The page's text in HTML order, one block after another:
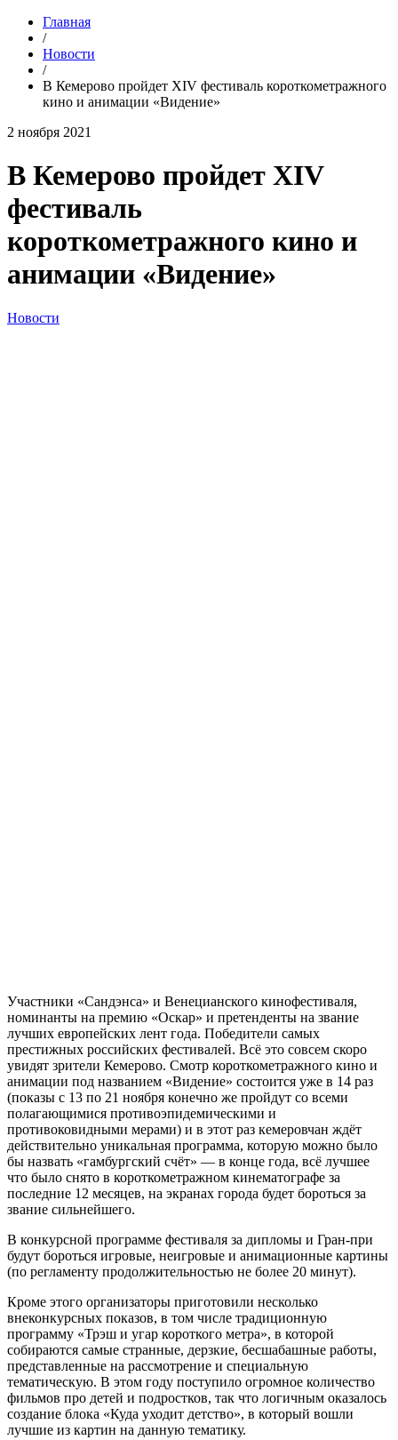
Главная
/
Новости
/
В Кемерово пройдет XIV фестиваль короткометражного
кино и анимации «Видение»
2 ноября 2021
В Кемерово пройдет XIV
фестиваль
короткометражного кино и
анимации «Видение»
Новости
Участники «Сандэнса» и Венецианского кинофестиваля,
номинанты на премию «Оскар» и претенденты на звание
лучших европейских лент года. Победители самых
престижных российских фестивалей. Всё это совсем скоро
увидят зрители Кемерово. Смотр короткометражного кино и
анимации под названием «Видение» состоится уже в 14 раз
(показы с 13 по 21 ноября конечно же пройдут со всеми
полагающимися противоэпидемическими и
противоковидными мерами) и в этот раз кемеровчан ждёт
действительно уникальная программа, которую можно было
бы назвать «гамбургский счёт» — в конце года, всё лучшее
что было снято в короткометражном кинематографе за
последние 12 месяцев, на экранах города будет бороться за
звание сильнейшего.
В конкурсной программе фестиваля за дипломы и Гран-при
будут бороться игровые, неигровые и анимационные картины
(по регламенту продолжительностью не более 20 минут).
Кроме этого организаторы приготовили несколько
внеконкурсных показов, в том числе традиционную
программу «Трэш и угар короткого метра», в которой
собираются самые странные, дерзкие, бесшабашные работы,
представленные на рассмотрение и специальную
тематическую. В этом году поступило огромное количество
фильмов про детей и подростков, так что логичным оказалось
создание блока «Куда уходит детство», в который вошли
лучшие из картин на данную тематику.